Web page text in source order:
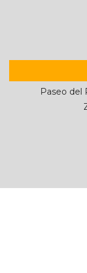
Paseo del